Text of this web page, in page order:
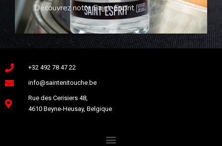
Découvrez notre Saint-Esprit
+32 492 78 47 22
info@saintenitouche.be
Rue des Cerisiers 48,
4610 Beyne-Heusay, Belgique